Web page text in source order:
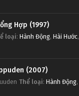
Hợp (1997)
loại: Hành Động, Hài Hước,
(2007)
Thể loại: Hành Động,